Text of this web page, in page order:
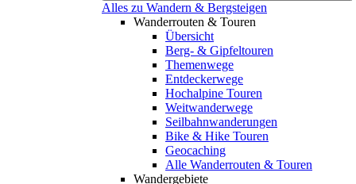
Alles zu Wandern & Bergsteigen
Wanderrouten & Touren
Übersicht
Berg- & Gipfeltouren
Themenwege
Entdeckerwege
Hochalpine Touren
Weitwanderwege
Seilbahnwanderungen
Bike & Hike Touren
Geocaching
Alle Wanderrouten & Touren
Wandergebiete